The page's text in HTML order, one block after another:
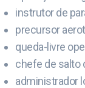
instrutor de
precursor
queda-livre
chefe de salto
administrador